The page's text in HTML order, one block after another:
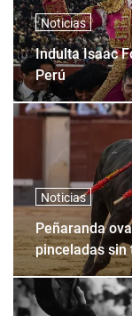
Noticias
Indulta Isaac
Perú
Noticias
Peñaranda
pinceladas sin